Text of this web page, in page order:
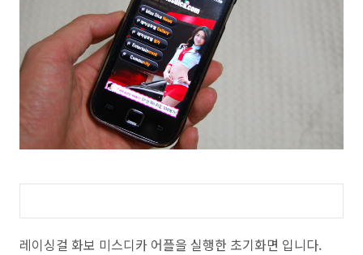
레이싱걸 화보 미스디카 어플을 실행한 초기화면 입니다.